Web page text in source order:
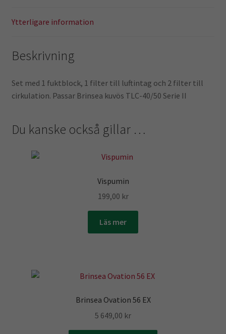
Ytterligare information
Beskrivning
Set med 1 fuktblock, 1 filter till luftintag och 2 filter till
cirkulation. Passar Brinsea kuvös TLC-40/50 Serie II
Du kanske också gillar …
Vispumin
199,00 kr
Läs mer
Brinsea Ovation 56 EX
5 649,00 kr